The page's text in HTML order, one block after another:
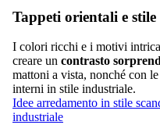
Tappeti orientali e
I colori ricchi e i motivi
creare un contrasto
mattoni a vista, nonché con
interni in stile industriale.
Idee arredamento in stile
industriale